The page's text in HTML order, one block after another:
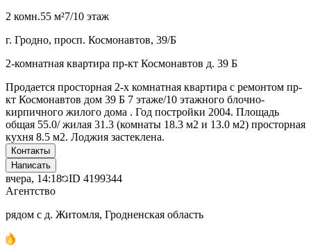
2 комн.55 м²7/10 этаж
г. Гродно, просп. Космонавтов, 39/Б
2-комнатная квартира пр-кт Космонавтов д. 39 Б
Продается просторная 2-х комнатная квартира с ремонтом пр-
кт Космонавтов дом 39 Б 7 этаже/10 этажного блочно-
кирпичного жилого дома . Год постройки 2004. Площадь
общая 55.0/ жилая 31.3 (комнаты 18.3 м2 и 13.0 м2) просторная
кухня 8.5 м2. Лоджия застеклена.
Контакты
Написать
вчера, 14:18 ID 4199344
Агентство
рядом с д. Житомля, Гродненская область